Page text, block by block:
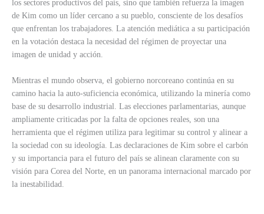
los sectores productivos del país, sino que también refuerza la imagen
de Kim como un líder cercano a su pueblo, consciente de los desafíos
que enfrentan los trabajadores. La atención mediática a su participación
en la votación destaca la necesidad del régimen de proyectar una
imagen de unidad y acción.
Mientras el mundo observa, el gobierno norcoreano continúa en su
camino hacia la auto-suficiencia económica, utilizando la minería como
base de su desarrollo industrial. Las elecciones parlamentarias, aunque
ampliamente criticadas por la falta de opciones reales, son una
herramienta que el régimen utiliza para legitimar su control y alinear a
la sociedad con su ideología. Las declaraciones de Kim sobre el carbón
y su importancia para el futuro del país se alinean claramente con su
visión para Corea del Norte, en un panorama internacional marcado por
la inestabilidad.